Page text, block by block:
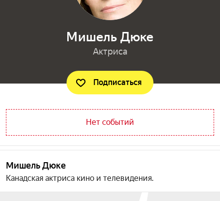
Мишель Дюке
Актриса
Подписаться
Нет событий
Мишель Дюке
Канадская актриса кино и телевидения.